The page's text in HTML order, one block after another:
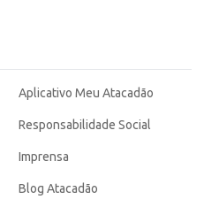
para o
Aplicativo Meu Atacadão
Responsabilidade Social
Imprensa
Blog Atacadão